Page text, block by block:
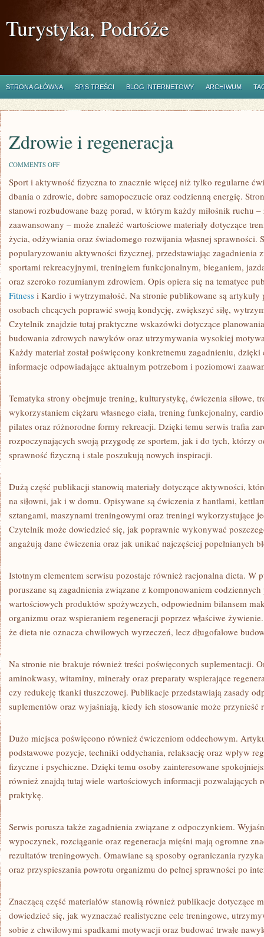
Turystyka, Podróże
STRONA GŁÓWNA SPIS TREŚCI BLOG INTERNETOWY ARCHIWUM
Zdrowie i regeneracja
COMMENTS OFFON
I
REGENERACJA
Sport i aktywność fizyczna to znacznie więcej niż tylko regularne
dbania o zdrowie, dobre samopoczucie oraz codzienną energię.
stanowi rozbudowane bazę porad, w którym każdy miłośnik ruchu
zaawansowany – może znaleźć wartościowe materiały dotyczące
życia, odżywiania oraz świadomego rozwijania własnej sprawności.
popularyzowaniu aktywności fizycznej, przedstawiając zagadnienia
sportami rekreacyjnymi, treningiem funkcjonalnym, bieganiem,
oraz szeroko rozumianym zdrowiem. Opis opiera się na tematyce
Fitness i Kardio i wytrzymałość. Na stronie publikowane są artykuły
osobach chcących poprawić swoją kondycję, zwiększyć siłę,
Czytelnik znajdzie tutaj praktyczne wskazówki dotyczące
budowania zdrowych nawyków oraz utrzymywania wysokiej
Każdy materiał został poświęcony konkretnemu zagadnieniu, dzięki
informacje odpowiadające aktualnym potrzebom i poziomowi
Tematyka strony obejmuje trening, kulturystykę, ćwiczenia siłowe,
wykorzystaniem ciężaru własnego ciała, trening funkcjonalny,
pilates oraz różnorodne formy rekreacji. Dzięki temu serwis trafia
rozpoczynających swoją przygodę ze sportem, jak i do tych, którzy
sprawność fizyczną i stale poszukują nowych inspiracji.
Dużą część publikacji stanowią materiały dotyczące aktywności,
na siłowni, jak i w domu. Opisywane są ćwiczenia z hantlami,
sztangami, maszynami treningowymi oraz treningi wykorzystujące
Czytelnik może dowiedzieć się, jak poprawnie wykonywać
angażują dane ćwiczenia oraz jak unikać najczęściej popełnianych
Istotnym elementem serwisu pozostaje również racjonalna dieta. W
poruszane są zagadnienia związane z komponowaniem
wartościowych produktów spożywczych, odpowiednim bilansem
organizmu oraz wspieraniem regeneracji poprzez właściwe
że dieta nie oznacza chwilowych wyrzeczeń, lecz długofalowe
Na stronie nie brakuje również treści poświęconych suplementacji.
aminokwasy, witaminy, minerały oraz preparaty wspierające
czy redukcję tkanki tłuszczowej. Publikacje przedstawiają zasady
suplementów oraz wyjaśniają, kiedy ich stosowanie może przynieść
Dużo miejsca poświęcono również ćwiczeniom oddechowym.
podstawowe pozycje, techniki oddychania, relaksację oraz wpływ
fizyczne i psychiczne. Dzięki temu osoby zainteresowane
również znajdą tutaj wiele wartościowych informacji pozwalających
praktykę.
Serwis porusza także zagadnienia związane z odpoczynkiem.
wypoczynek, rozciąganie oraz regeneracja mięśni mają ogromne
rezultatów treningowych. Omawiane są sposoby ograniczania
oraz przyspieszania powrotu organizmu do pełnej sprawności po
Znaczącą część materiałów stanowią również publikacje dotyczące
dowiedzieć się, jak wyznaczać realistyczne cele treningowe,
sobie z chwilowymi spadkami motywacji oraz budować trwałe